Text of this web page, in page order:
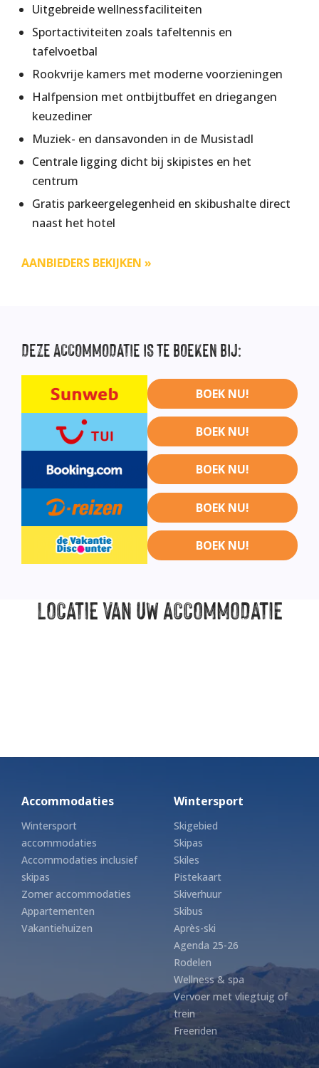
Uitgebreide wellnessfaciliteiten
Sportactiviteiten zoals tafeltennis en
tafelvoetbal
Rookvrije kamers met moderne voorzieningen
Halfpension met ontbijtbuffet en driegangen
keuzediner
Muziek- en dansavonden in de Musistadl
Centrale ligging dicht bij skipistes en het
centrum
Gratis parkeergelegenheid en skibushalte direct
naast het hotel
AANBIEDERS BEKIJKEN »
DEZE ACCOMMODATIE IS TE BOEKEN BIJ:
BOEK NU!
BOEK NU!
BOEK NU!
BOEK NU!
BOEK NU!
LOCATIE VAN UW ACCOMMODATIE
Accommodaties
Wintersport
accommodaties
Accommodaties inclusief
skipas
Zomer accommodaties
Appartementen
Vakantiehuizen
Wintersport
Skigebied
Skipas
Skiles
Pistekaart
Skiverhuur
Skibus
Après-ski
Agenda 25-26
Rodelen
Wellness & spa
Vervoer met vliegtuig of
trein
Freeriden